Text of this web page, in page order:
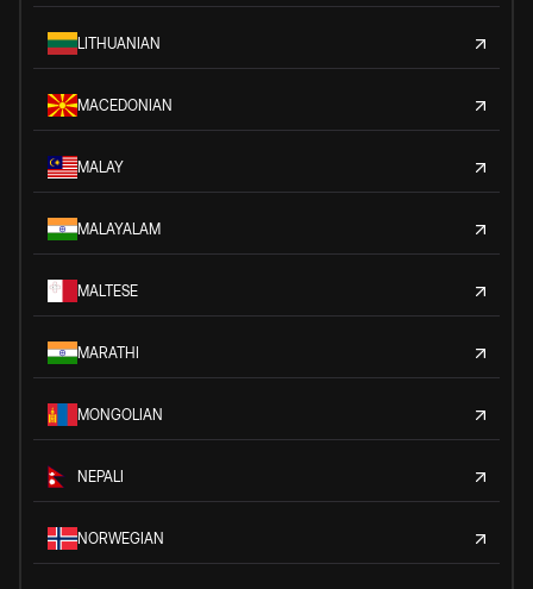
LITHUANIAN
MACEDONIAN
MALAY
MALAYALAM
MALTESE
MARATHI
MONGOLIAN
NEPALI
NORWEGIAN